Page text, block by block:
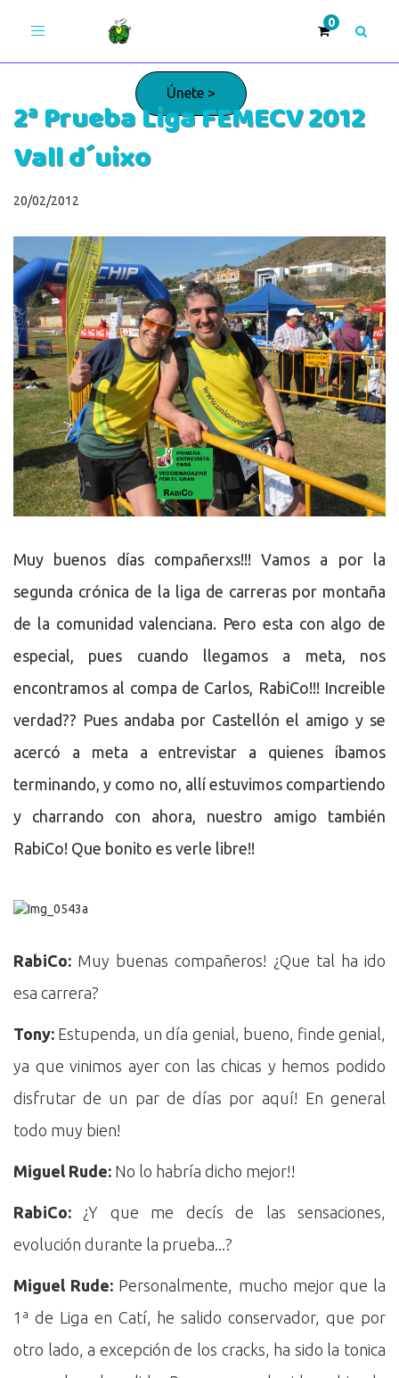
Toggle
Únete >
2ª Prueba Liga FEMECV 2012
Vall d´uixo
20/02/2012
Muy buenos días compañerxs!!! Vamos a por la
segunda crónica de la liga de carreras por montaña
de la comunidad valenciana. Pero esta con algo de
especial, pues cuando llegamos a meta, nos
encontramos al compa de Carlos, RabiCo!!! Increible
verdad?? Pues andaba por Castellón el amigo y se
acercó a meta a entrevistar a quienes íbamos
terminando, y como no, allí estuvimos compartiendo
y charrando con ahora, nuestro amigo también
RabiCo! Que bonito es verle libre!!
RabiCo: Muy buenas compañeros! ¿Que tal ha ido
esa carrera?
Tony: Estupenda, un día genial, bueno, finde genial,
ya que vinimos ayer con las chicas y hemos podido
disfrutar de un par de días por aquí! En general
todo muy bien!
Miguel Rude: No lo habría dicho mejor!!
RabiCo: ¿Y que me decís de las sensaciones,
evolución durante la prueba...?
Miguel Rude: Personalmente, mucho mejor que la
1ª de Liga en Catí, he salido conservador, que por
otro lado, a excepción de los cracks, ha sido la tonica